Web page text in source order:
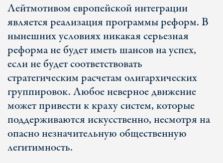
Лейтмотивом европейской интеграции
является реализация программы реформ. В
нынешних условиях никакая серьезная
реформа не будет иметь шансов на успех,
если не будет соответствовать
стратегическим расчетам олигархических
группировок. Любое неверное движение
может привести к краху систем, которые
поддерживаются искусственно, несмотря на
опасно незначительную общественную
легитимность.